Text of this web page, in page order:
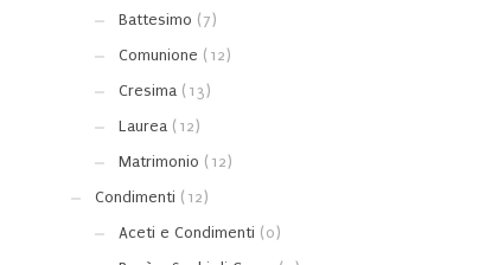
Battesimo (7)
Comunione (12)
Cresima (13)
Laurea (12)
Matrimonio (12)
Condimenti (12)
Aceti e Condimenti (0)